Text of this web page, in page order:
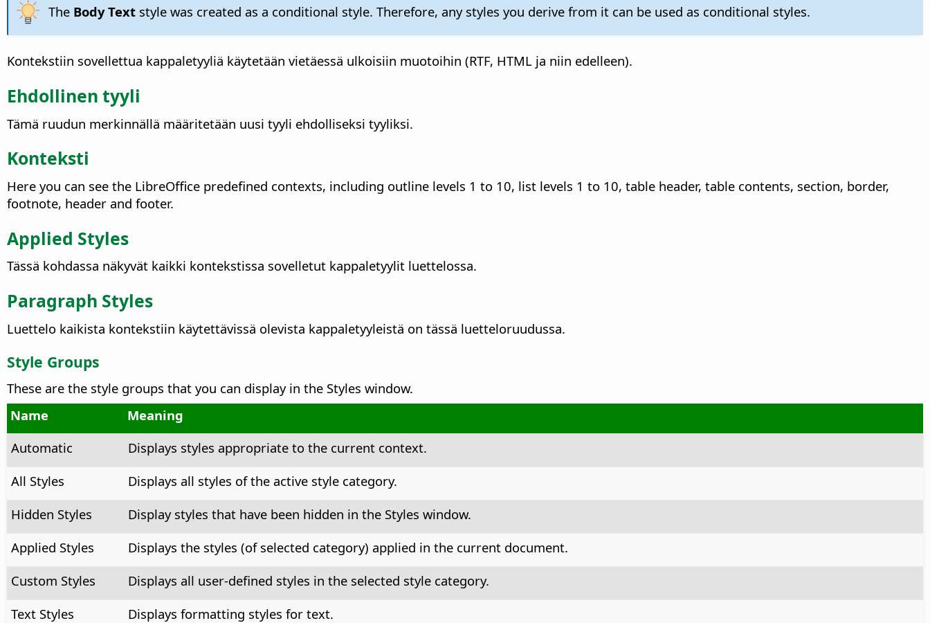
The Body Textstyle was created as a conditional style. Therefore, any styles you derive from it can be used as conditional styles.
Kontekstiin sovellettua kappaletyyliä käytetään vietäessä ulkoisiin muotoihin (RTF, HTML ja niin edelleen).
Ehdollinen tyyli
Tämä ruudun merkinnällä määritetään uusi tyyli ehdolliseksi tyyliksi.
Konteksti
Here you can see the LibreOffice predefined contexts, including outline levels 1 to 10, list levels 1 to 10, table header, table contents, section, border,
footnote, header and footer.
Applied Styles
Tässä kohdassa näkyvät kaikki kontekstissa sovelletut kappaletyylit luettelossa.
Paragraph Styles
Luettelo kaikista kontekstiin käytettävissä olevista kappaletyyleistä on tässä luetteloruudussa.
Style Groups
These are the style groups that you can display in the Styles window.
Name
Meaning
Automatic
Displays styles appropriate to the current context.
All Styles
Displays all styles of the active style category.
Hidden Styles
Display styles that have been hidden in the Styles window.
Applied Styles
Displays the styles (of selected category) applied in the current document.
Custom Styles
Displays all user-defined styles in the selected style category.
Text Styles
Displays formatting styles for text.